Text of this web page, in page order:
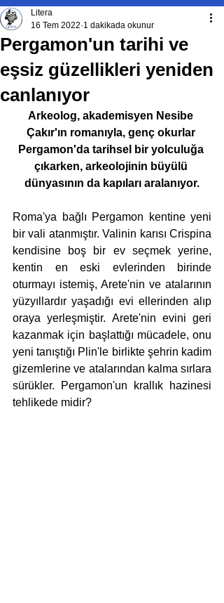
Pergamon'un tarihi ve
eşsiz güzellikleri yeniden
canlanıyor
Litera
16 Tem 2022 1 dakikada okunur
Arkeolog, akademisyen Nesibe
Çakır'ın romanıyla, genç okurlar
Pergamon'da tarihsel bir yolculuğa
çıkarken, arkeolojinin büyülü
dünyasının da kapıları aralanıyor.
Roma'ya bağlı Pergamon kentine yeni
bir vali atanmıştır. Valinin karısı Crispina
kendisine boş bir ev seçmek yerine,
kentin en eski evlerinden birinde
oturmayı istemiş, Arete'nin ve atalarının
yüzyıllardır yaşadığı evi ellerinden alıp
oraya yerleşmiştir. Arete'nin evini geri
kazanmak için başlattığı mücadele, onu
yeni tanıştığı Plin'le birlikte şehrin kadim
gizemlerine ve atalarından kalma sırlara
sürükler. Pergamon'un krallık hazinesi
tehlikede midir?